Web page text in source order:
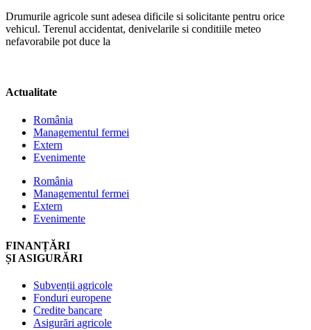
Drumurile agricole sunt adesea dificile si solicitante pentru orice
vehicul. Terenul accidentat, denivelarile si conditiile meteo
nefavorabile pot duce la
Actualitate
România
Managementul fermei
Extern
Evenimente
România
Managementul fermei
Extern
Evenimente
FINANȚĂRI
ȘI ASIGURĂRI
Subvenții agricole
Fonduri europene
Credite bancare
Asigurări agricole